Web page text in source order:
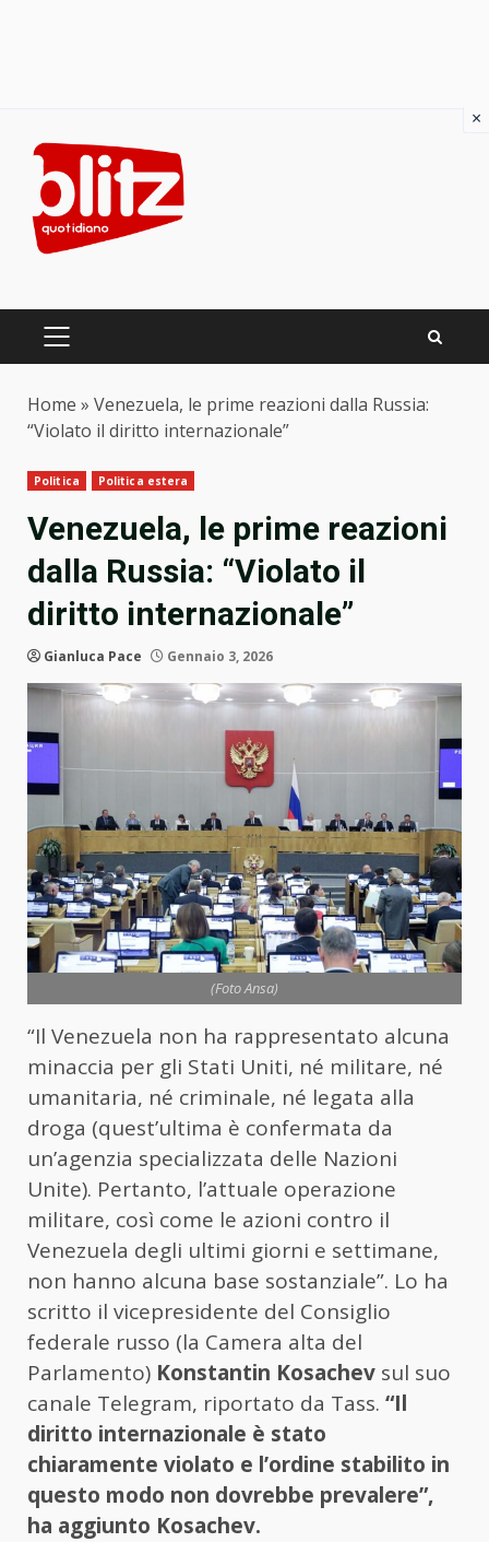
content
PRIMARY
Home » Venezuela, le prime reazioni dalla Russia:
“Violato il diritto internazionale”
Politica Politica estera
Venezuela, le prime reazioni
dalla Russia: “Violato il
diritto internazionale”
Gianluca Pace Gennaio 3, 2026
(Foto Ansa)
“Il Venezuela non ha rappresentato alcuna
minaccia per gli Stati Uniti, né militare, né
umanitaria, né criminale, né legata alla
droga (quest’ultima è confermata da
un’agenzia specializzata delle Nazioni
Unite). Pertanto, l’attuale operazione
militare, così come le azioni contro il
Venezuela degli ultimi giorni e settimane,
non hanno alcuna base sostanziale”. Lo ha
scritto il vicepresidente del Consiglio
federale russo (la Camera alta del
Parlamento) Konstantin Kosachev sul suo
canale Telegram, riportato da Tass. “Il
diritto internazionale è stato
chiaramente violato e l’ordine stabilito in
questo modo non dovrebbe prevalere”,
ha aggiunto Kosachev.
×